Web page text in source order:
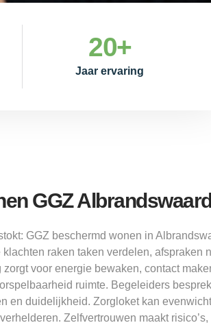
Jaar ervaring
20+
GGZ Albrandswaard
GGZ beschermd wonen in
raken taken verdelen, afspraken
voor energie bewaken, contact
ruimte. Begeleiders
en duidelijkheid. Zorgloket kan
Zelfvertrouwen maakt